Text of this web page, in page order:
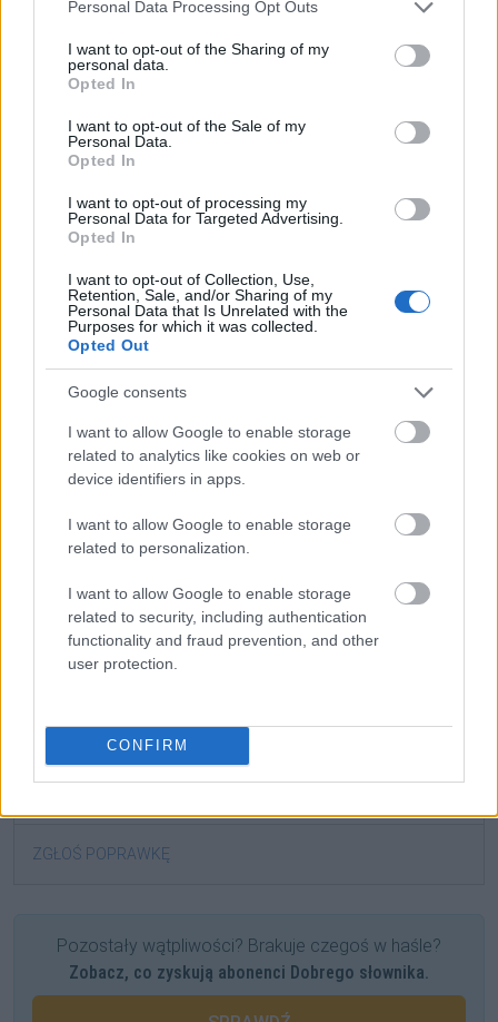
not limited to your visit or usage behaviour. You may click to
grant or deny consent to Google and its third-party tags to
use your data for below specified purposes in below Google
consent section.
Personal Data Processing Opt Outs
I want to opt-out of the Sharing of my
personal data.
Opted In
I want to opt-out of the Sale of my
Personal Data.
Opted In
I want to opt-out of processing my
Personal Data for Targeted Advertising.
Opted In
I want to opt-out of Collection, Use,
Retention, Sale, and/or Sharing of my
Personal Data that Is Unrelated with the
Purposes for which it was collected.
Opted Out
Google consents
I want to allow Google to enable storage
related to analytics like cookies on web or
device identifiers in apps.
I want to allow Google to enable storage
related to personalization.
I want to allow Google to enable storage
related to security, including authentication
functionality and fraud prevention, and other
user protection.
CONFIRM
Wariant
(rzadziej)choć
tożsame znaczeniowo (zastępcze słowa)
przynajmniej
Przykłady użycia
No to pięknie. Będę siedział na schodach jak dupa i
czekał, aż żona łaskawie wróci. Dobrze, że
na dole drzwi można otworzyć bez klucza. Mamy
inteligentny domofon.
Gramatyka
chociaż
ZGŁOŚ POPRAWKĘ
Pozostały wątpliwości? Brakuje czegoś w haśle?
Zobacz, co zyskują abonenci Dobrego słownika.